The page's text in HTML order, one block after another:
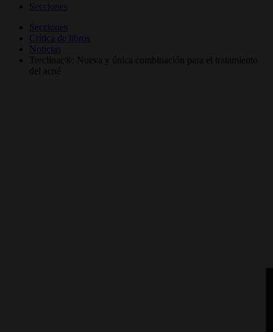
Secciones
Secciones
Crítica de libros
Noticias
Treclinac®: Nueva y única combinación para el tratamiento
del acné